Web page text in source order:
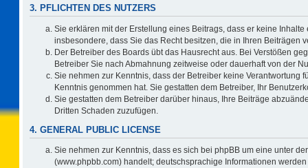
3. PFLICHTEN DES NUTZERS
Sie erklären mit der Erstellung eines Beitrags, dass er keine
insbesondere, dass Sie das Recht besitzen, die in Ihren Beiträgen
Der Betreiber des Boards übt das Hausrecht aus. Bei Verstößen
Betreiber Sie nach Abmahnung zeitweise oder dauerhaft von der
Sie nehmen zur Kenntnis, dass der Betreiber keine Verantwortung
Kenntnis genommen hat. Sie gestatten dem Betreiber, Ihr
Sie gestatten dem Betreiber darüber hinaus, Ihre Beiträge
Dritten Schaden zuzufügen.
4. GENERAL PUBLIC LICENSE
Sie nehmen zur Kenntnis, dass es sich bei phpBB um eine unter der
(www.phpbb.com) handelt; deutschsprachige Informationen